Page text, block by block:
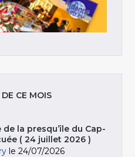
CE MOIS
de la presqu’île du Cap-
( 24 juillet 2026 )
le 24/07/2026